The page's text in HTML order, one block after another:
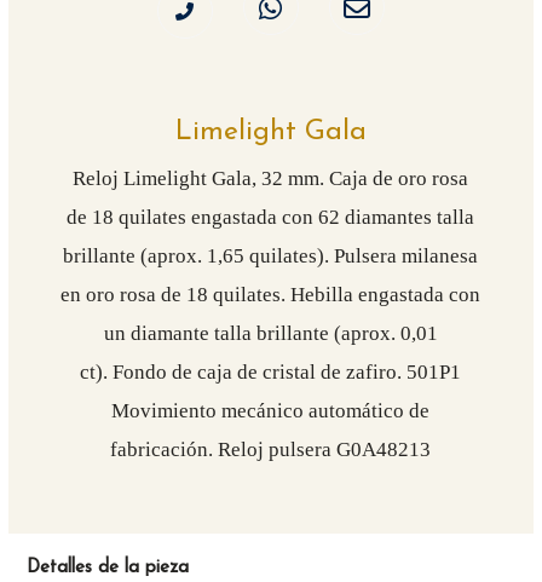
Limelight Gala
Reloj Limelight Gala, 32 mm. Caja de oro rosa
de 18 quilates engastada con 62 diamantes talla
brillante (aprox. 1,65 quilates). Pulsera milanesa
en oro rosa de 18 quilates. Hebilla engastada con
un diamante talla brillante (aprox. 0,01
ct). Fondo de caja de cristal de zafiro. 501P1
Movimiento mecánico automático de
fabricación. Reloj pulsera G0A48213
Detalles de la pieza